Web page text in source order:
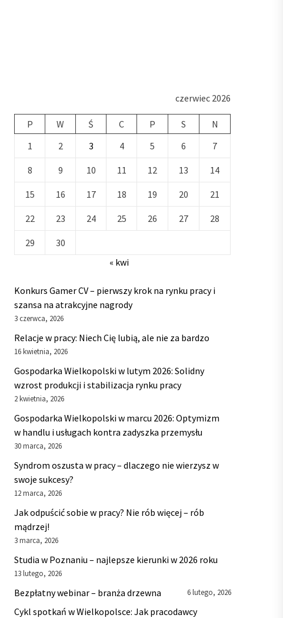
czerwiec 2026
P W Ś C P S
N
1
2 3 4 5 6 7
8 9 10 11 12 13 14
15 16 17 18 19 20 21
22 23 24 25 26 27 28
29
30
« kwi
Konkurs Gamer CV – pierwszy krok na rynku pracy i
szansa na atrakcyjne nagrody
3 czerwca, 2026
Relacje w pracy: Niech Cię lubią, ale nie za bardzo
16 kwietnia, 2026
Gospodarka Wielkopolski w lutym 2026: Solidny
wzrost produkcji i stabilizacja rynku pracy
2 kwietnia, 2026
Gospodarka Wielkopolski w marcu 2026: Optymizm
w handlu i usługach kontra zadyszka przemysłu
30 marca, 2026
Syndrom oszusta w pracy – dlaczego nie wierzysz w
swoje sukcesy?
12 marca, 2026
Jak odpuścić sobie w pracy? Nie rób więcej – rób
mądrzej!
3 marca, 2026
Studia w Poznaniu – najlepsze kierunki w 2026 roku
13 lutego, 2026
Bezpłatny webinar – branża drzewna 6 lutego, 2026
Cykl spotkań w Wielkopolsce: Jak pracodawcy